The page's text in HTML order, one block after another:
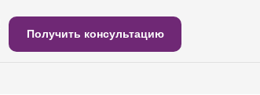
Получить консультацию
Получить консультацию